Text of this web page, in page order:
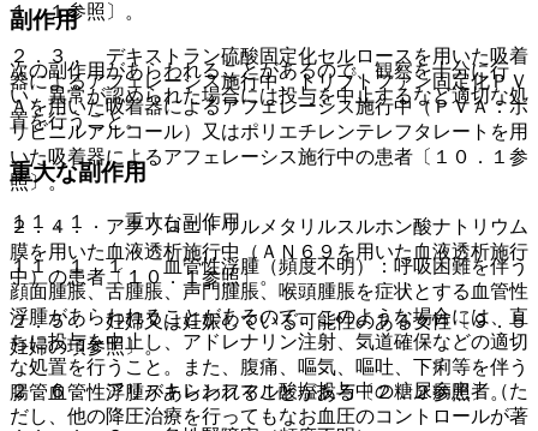
１．１参照〕。
２．３． デキストラン硫酸固定化セルロースを用いた吸着
器によるアフェレーシス施行中、トリプトファン固定化ＰＶ
Ａを用いた吸着器によるアフェレーシス施行中（ＰＶＡ：ポ
リビニルアルコール）又はポリエチレンテレフタレートを用
いた吸着器によるアフェレーシス施行中の患者〔１０．１参
照〕。
２．４． アクリロニトリルメタリルスルホン酸ナトリウム
膜を用いた血液透析施行中（ＡＮ６９を用いた血液透析施行
中）の患者〔１０．１参照〕。
２．５． 妊婦又は妊娠している可能性のある女性〔９．５
妊婦の項参照〕。
２．６． アリスキレンフマル酸塩投与中の糖尿病患者（た
だし、他の降圧治療を行ってもなお血圧のコントロールが著
副作用
次の副作用があらわれることがあるので、観察を十分に行
い、異常が認められた場合には投与を中止するなど適切な処
置を行うこと。
重大な副作用
１１．１． 重大な副作用
１１．１．１． 血管性浮腫（頻度不明）：呼吸困難を伴う
顔面腫脹、舌腫脹、声門腫脹、喉頭腫脹を症状とする血管性
浮腫があらわれることがあるので、このような場合には、直
ちに投与を中止し、アドレナリン注射、気道確保などの適切
な処置を行うこと。また、腹痛、嘔気、嘔吐、下痢等を伴う
腸管血管性浮腫があらわれることがある〔２．２参照〕。